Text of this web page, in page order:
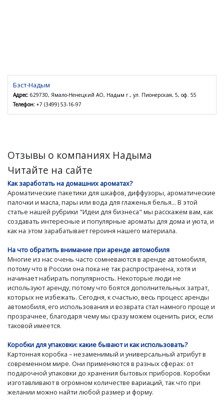
Бэст-Надым
Адрес: 629730, Ямало-Ненецкий АО, Надым г., ул. Пионерская, 5, оф. 55
Телефон: +7 (3499) 53-16-97
Отзывы о компаниях Надыма
Читайте на сайте
Как заработать на домашних ароматах?
Ароматические пакетики для шкафов, диффузоры, ароматические
палочки и масла, пары или вода для глаженья белья... В этой
статье нашей рубрики "Идеи для бизнеса" мы расскажем вам, как
создавать интересные и популярные ароматы для дома и уюта, и
как на этом зарабатывает героиня нашего материала.
На что обратить внимание при аренде автомобиля
Многие из нас очень часто сомневаются в аренде автомобиля,
потому что в России она пока не так распространена, хотя и
начинает набирать популярность. Некоторые люди не
используют аренду, потому что боятся дополнительных затрат,
которых не избежать. Сегодня, к счастью, весь процесс аренды
автомобиля, его использования и возврата стал намного проще и
прозрачнее, благодаря чему мы сразу можем оценить риск, если
таковой имеется.
Коробки для упаковки: какие бывают и как использовать?
Картонная коробка – незаменимый и универсальный атрибут в
современном мире. Они применяются в разных сферах: от
подарочной упаковки до хранения бытовых приборов. Коробки
изготавливают в огромном количестве вариаций, так что при
желании можно найти любой размер и форму.